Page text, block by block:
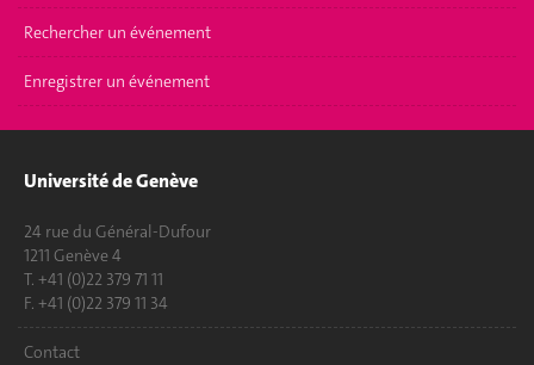
Rechercher un événement
Enregistrer un événement
Université de Genève
24 rue du Général-Dufour
1211 Genève 4
T. +41 (0)22 379 71 11
F. +41 (0)22 379 11 34
Contact